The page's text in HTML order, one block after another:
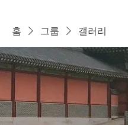
홈 그룹 갤러리